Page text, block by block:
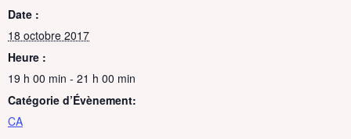
Date :
18 octobre 2017
Heure :
19 h 00 min - 21 h 00 min
Catégorie d’Évènement:
CA